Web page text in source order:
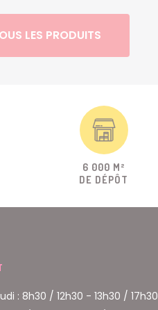
LES PRODUITS
6 000 M²
DE DÉPÔT
: 8h30 / 12h30 - 13h30 / 17h30